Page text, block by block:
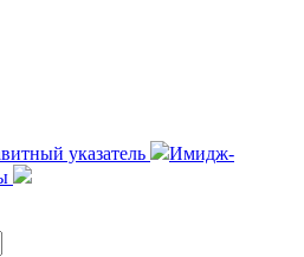
указатель
Имидж-